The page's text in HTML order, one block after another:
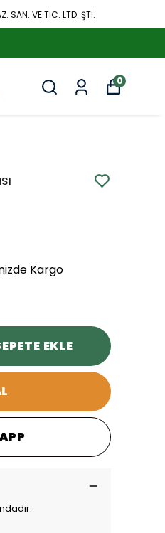
SAN. VE TİC. LTD. ŞTİ.
0
Kargo
EKLE